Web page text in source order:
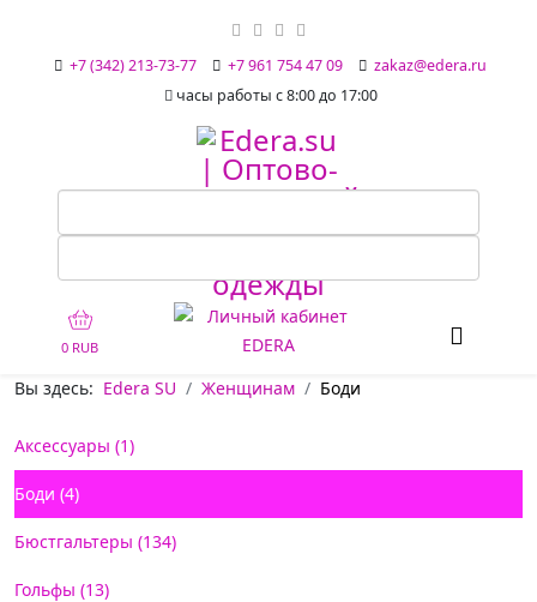
+7 (342) 213-73-77 +7 961 754 47 09
zakaz@edera.ru
часы работы с 8:00 до 17:00
0 RUB
Вы здесь: Edera SU Женщинам Боди
Аксессуары (1)
Боди (4)
Бюстгальтеры (134)
Гольфы (13)